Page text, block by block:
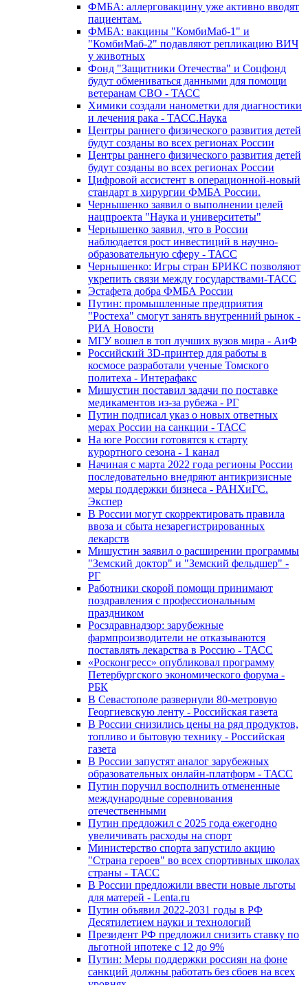
ФМБА: аллерговакцину уже активно вводят
пациентам.
ФМБА: вакцины "КомбиМаб-1" и
"КомбиМаб-2" подавляют репликацию ВИЧ
у животных
Фонд "Защитники Отечества" и Соцфонд
будут обмениваться данными для помощи
ветеранам СВО - ТАСС
Химики создали нанометки для диагностики
и лечения рака - ТАСС.Наука
Центры раннего физического развития детей
будут созданы во всех регионах России
Центры раннего физического развития детей
будут созданы во всех регионах России
Цифровой ассистент в операционной-новый
стандарт в хирургии ФМБА России.
Чернышенко заявил о выполнении целей
нацпроекта "Наука и университеты"
Чернышенко заявил, что в России
наблюдается рост инвестиций в научно-
образовательную сферу - ТАСС
Чернышенко: Игры стран БРИКС позволяют
укрепить связи между государствами-ТАСС
Эстафета добра ФМБА России
Путин: промышленные предприятия
"Ростеха" смогут занять внутренний рынок -
РИА Новости
МГУ вошел в топ лучших вузов мира - АиФ
Российский 3D-принтер для работы в
космосе разработали ученые Томского
политеха - Интерафакс
Мишустин поставил задачи по поставке
медикаментов из-за рубежа - РГ
Путин подписал указ о новых ответных
мерах России на санкции - ТАСС
На юге России готовятся к старту
курортного сезона - 1 канал
Начиная с марта 2022 года регионы России
последовательно внедряют антикризисные
меры поддержки бизнеса - РАНХиГС.
Экспер
В России могут скорректировать правила
ввоза и сбыта незарегистрированных
лекарств
Мишустин заявил о расширении программы
"Земский доктор" и "Земский фельдшер" -
РГ
Работники скорой помощи принимают
поздравления с профессиональным
праздником
Росздравнадзор: зарубежные
фармпроизводители не отказываются
поставлять лекарства в Россию - ТАСС
«Росконгресс» опубликовал программу
Петербургского экономического форума -
РБК
В Севастополе развернули 80-метровую
Георгиевскую ленту - Российская газета
В России снизились цены на ряд продуктов,
топливо и бытовую технику - Российская
газета
В России запустят аналог зарубежных
образовательных онлайн-платформ - ТАСС
Путин поручил восполнить отмененные
международные соревнования
отечественными
Путин предложил с 2025 года ежегодно
увеличивать расходы на спорт
Министерство спорта запустило акцию
"Страна героев" во всех спортивных школах
страны - ТАСС
В России предложили ввести новые льготы
для матерей - Lenta.ru
Путин объявил 2022-2031 годы в РФ
Десятилетием науки и технологий
Президент РФ предложил снизить ставку по
льготной ипотеке с 12 до 9%
Путин: Меры поддержки россиян на фоне
санкций должны работать без сбоев на всех